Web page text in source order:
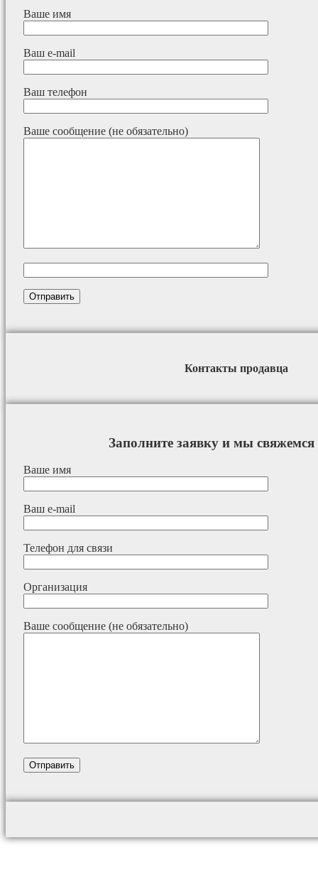
Ваше имя
Ваш e-mail
Ваш телефон
Ваше сообщение (не обязательно)
Контакты продавца
Заполните заявку и мы
Ваше имя
Ваш e-mail
Телефон для связи
Организация
Ваше сообщение (не обязательно)